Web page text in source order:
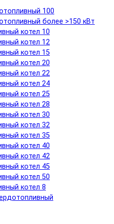
100
более >150 кВт
котел 10
котел 12
котел 15
котел 20
котел 22
котел 24
котел 25
котел 28
котел 30
котел 32
котел 35
котел 40
котел 42
котел 45
котел 50
котел 8